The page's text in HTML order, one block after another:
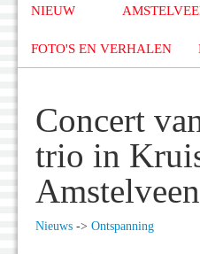
NIEUW
FOTO'S EN VERHALEN
Concert
trio in
Amstelveen
Nieuws -> Ontspanning